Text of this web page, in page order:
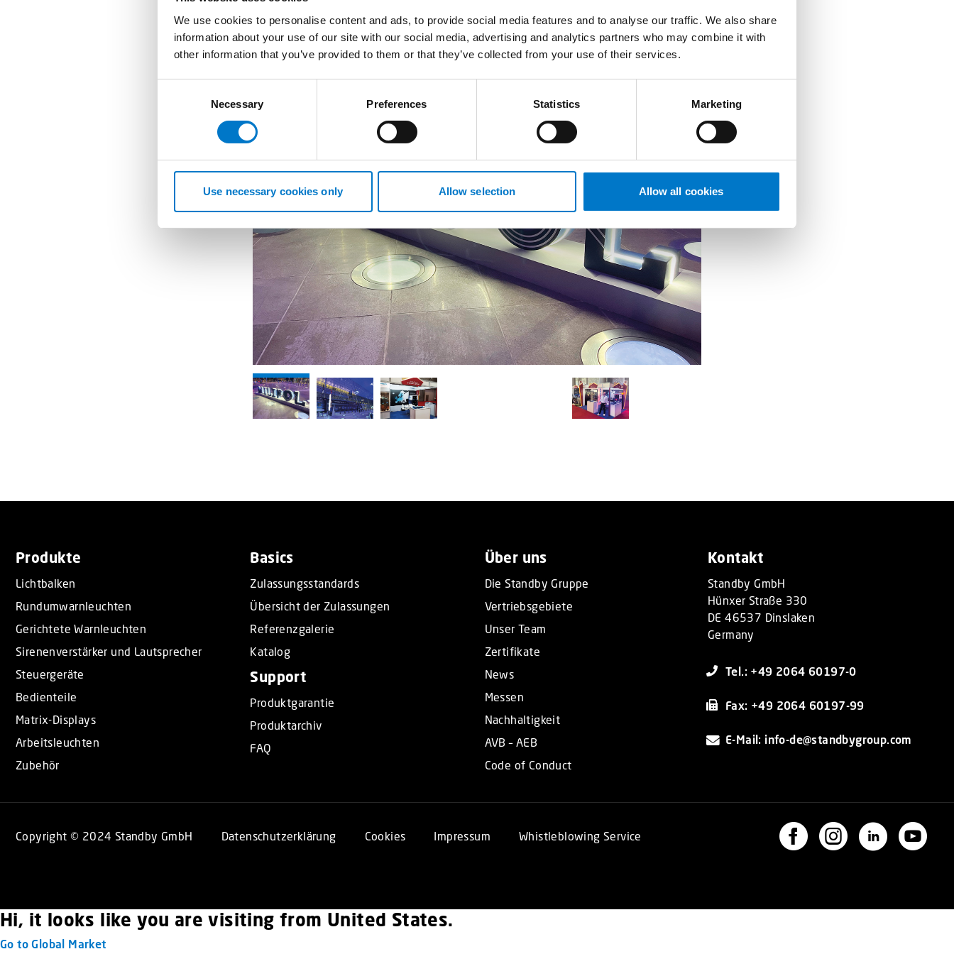
We use cookies to personalise content and ads, to provide social media features and to analyse our traffic. We also share
information about your use of our site with our social media, advertising and analytics partners who may combine it with
other information that you’ve provided to them or that they’ve collected from your use of their services.
e
Necessary Preferences Statistics Marketing
Use necessary cookies only Allow selection Allow all cookies
Wenn Sie über die nächsten Messen auf dem Laufenden bleiben möchten, besuchen
Sie die Seite Ausstellungen und folgen Sie uns in den sozialen Medien, um die
neuesten Updates und Produktveröffentlichungen zu erhalten. Wir freuen uns
darauf, diese Reise gemeinsam fortzusetzen und Sie auf der nächsten Veranstaltung
Produkte
Lichtbalken
Rundumwarnleuchten
Gerichtete Warnleuchten
Sirenenverstärker und Lautsprecher
Steuergeräte
Bedienteile
Matrix-Displays
Arbeitsleuchten
Zubehör
Basics
Zulassungsstandards
Übersicht der Zulassungen
Referenzgalerie
Katalog
Support
Produktgarantie
Produktarchiv
FAQ
Über uns
Die Standby Gruppe
Vertriebsgebiete
Unser Team
Zertifikate
News
Messen
Nachhaltigkeit
AVB – AEB
Code of Conduct
Kontakt
Standby GmbH
Hünxer Straße 330
DE 46537 Dinslaken
Germany
Tel.: +49 2064 60197-0
Fax: +49 2064 60197-99
E-Mail: info-de@standbygroup.com
Copyright © 2024 Standby GmbH Datenschutzerklärung Cookies Impressum Whistleblowing Service
Hi, it looks like you are visiting from United States.
Go to Global Market